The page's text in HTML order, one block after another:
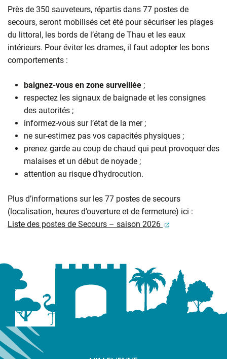
Près de 350 sauveteurs, répartis dans 77 postes de
secours, seront mobilisés cet été pour sécuriser les plages
du littoral, les bords de l’étang de Thau et les eaux
intérieurs. Pour éviter les drames, il faut adopter les bons
comportements :
baignez-vous en zone surveillée ;
respectez les signaux de baignade et les consignes
des autorités ;
informez-vous sur l’état de la mer ;
ne sur-estimez pas vos capacités physiques ;
prenez garde au coup de chaud qui peut provoquer des
malaises et un début de noyade ;
attention au risque d’hydrocution.
Plus d’informations sur les 77 postes de secours
(localisation, heures d’ouverture et de fermeture) ici :
Liste des postes de Secours – saison 2026
(ouverture